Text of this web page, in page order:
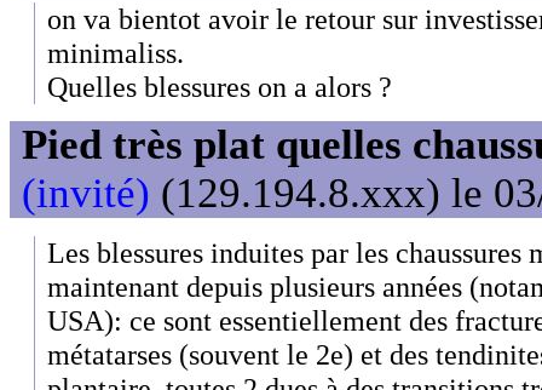
on va bientot avoir le retour sur
minimaliss.
Quelles blessures on a alors ?
Pied très plat quelles
(invité) (129.194.8.xxx) le
Les blessures induites par les
maintenant depuis plusieurs années
USA): ce sont essentiellement des
métatarses (souvent le 2e) et des